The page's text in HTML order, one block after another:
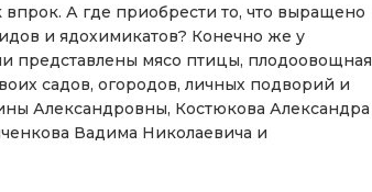
А где приобрести то, что выращено
и ядохимикатов? Конечно же у
представлены мясо птицы, плодоовощная
садов, огородов, личных подворий и
Александровны, Костюкова Александра
Вадима Николаевича и